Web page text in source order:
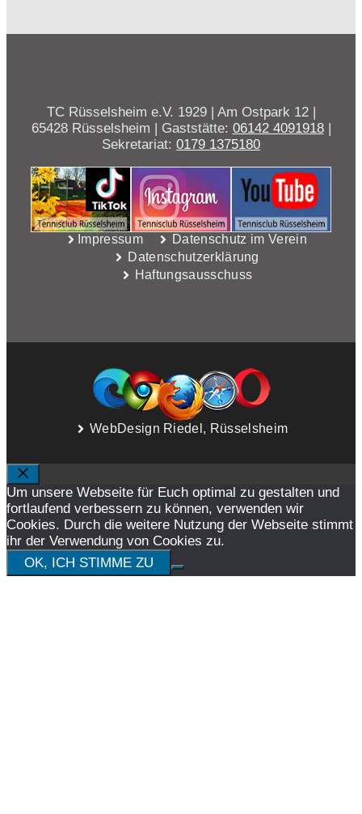
TC Rüsselsheim e.V. 1929 | Am Ostpark 12 |
65428 Rüsselsheim | Gaststätte: 06142 4091918|
Sekretariat: 0179 1375180
Impressum
Datenschutz im Verein
Datenschutzerklärung
Haftungsausschuss
WebDesign Riedel, Rüsselsheim
SCHLIESSEN
Um unsere Webseite für Euch optimal zu gestalten und
fortlaufend verbessern zu können, verwenden wir
Cookies. Durch die weitere Nutzung der Webseite stimmt
ihr der Verwendung von Cookies zu.
OK, ICH STIMME ZU